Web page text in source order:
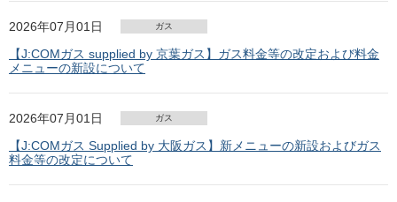
2026年07月01日 ガス
【J:COMガス supplied by 京葉ガス】ガス料金等の改定および料金
メニューの新設について
2026年07月01日 ガス
【J:COMガス Supplied by 大阪ガス】新メニューの新設およびガス
料金等の改定について